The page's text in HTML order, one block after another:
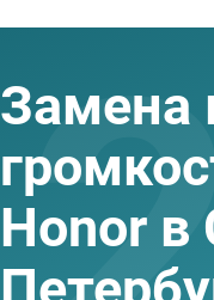
Замена
Honor в